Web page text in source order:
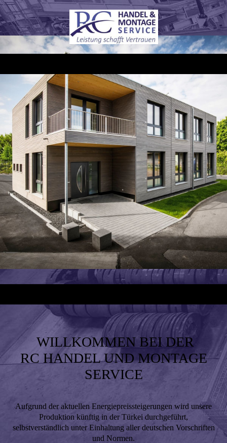
WILLKOMMEN BEI DER
RC HANDEL UND MONTAGE
SERVICE
Aufgrund der aktuellen Energiepreissteigerungen wird unsere
Produktion künftig in der Türkei durchgeführt,
selbstverständlich unter Einhaltung aller deutschen Vorschriften
und Normen.